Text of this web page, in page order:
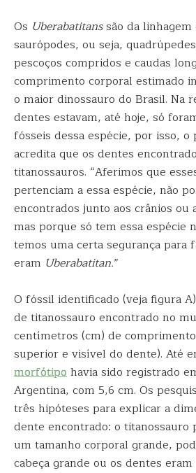
Os Uberabatitanssão da linhagem
saurópodes, ou seja,
pescoços compridos e caudas
comprimento corporal estimado
o maior dinossauro do Brasil. Na
dentes estavam, até hoje, só
fósseis dessa espécie, por isso, o
acredita que os dentes
titanossauros. “Aferimos que
pertenciam a essa espécie, não
encontrados junto aos crânios ou
mas porque só tem essa espécie
temos uma certa segurança para
eram Uberabatitan.”
O fóssil identificado (veja figura
de titanossauro encontrado no
centímetros (cm) de
superior e visível do dente). Até
morfótipohavia sido registrado
Argentina, com 5,6 cm. Os
três hipóteses para explicar a
dente encontrado: o titanossauro
um tamanho corporal grande,
cabeça grande ou os dentes eram